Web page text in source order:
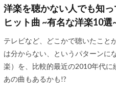
洋楽を聴かない人でも知
ヒット曲 ~有名な洋楽10選
テレビなど、どこかで聴いたこと
は分からない、というパターンに
楽）を、比較的最近の2010年代に
あの曲もあるかも!?